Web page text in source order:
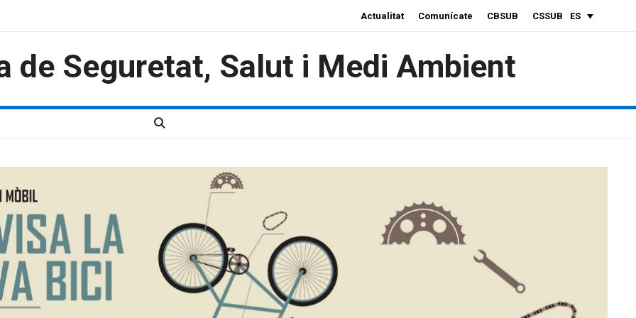
ES
Actualitat Comunícate CBSUB CSSUB
de Seguretat, Salut i Medi Ambient